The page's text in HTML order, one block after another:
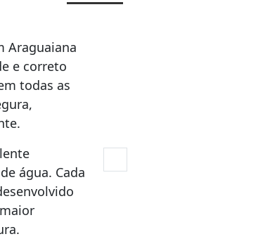
Araguaiana
e correto
todas as
água. Cada